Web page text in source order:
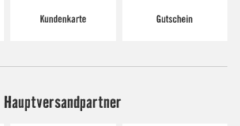
Hauptversandpartner